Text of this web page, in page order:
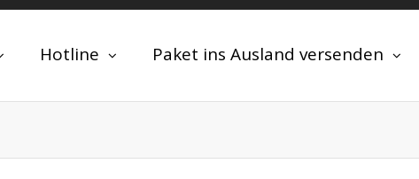
Hotline Paket ins Ausland versenden